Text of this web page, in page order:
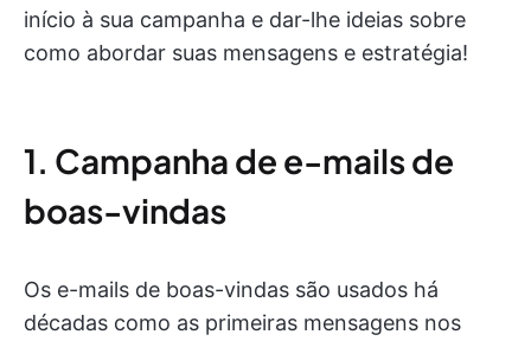
início à sua campanha e dar-lhe ideias sobre
como abordar suas mensagens e estratégia!
1. Campanha de e-mails de
boas-vindas
Os e-mails de boas-vindas são usados há
décadas como as primeiras mensagens nos